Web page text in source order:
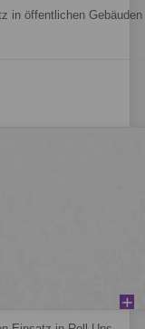
in öffentlichen Gebäuden